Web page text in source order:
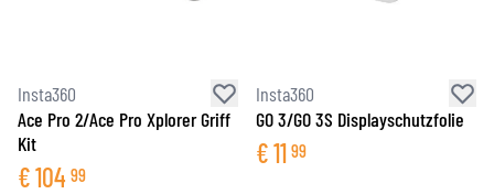
Insta360
Ace Pro 2/Ace Pro Xplorer Griff
Kit
€104 99
Insta360
GO 3/GO 3S Displayschutzfolie
€11 99